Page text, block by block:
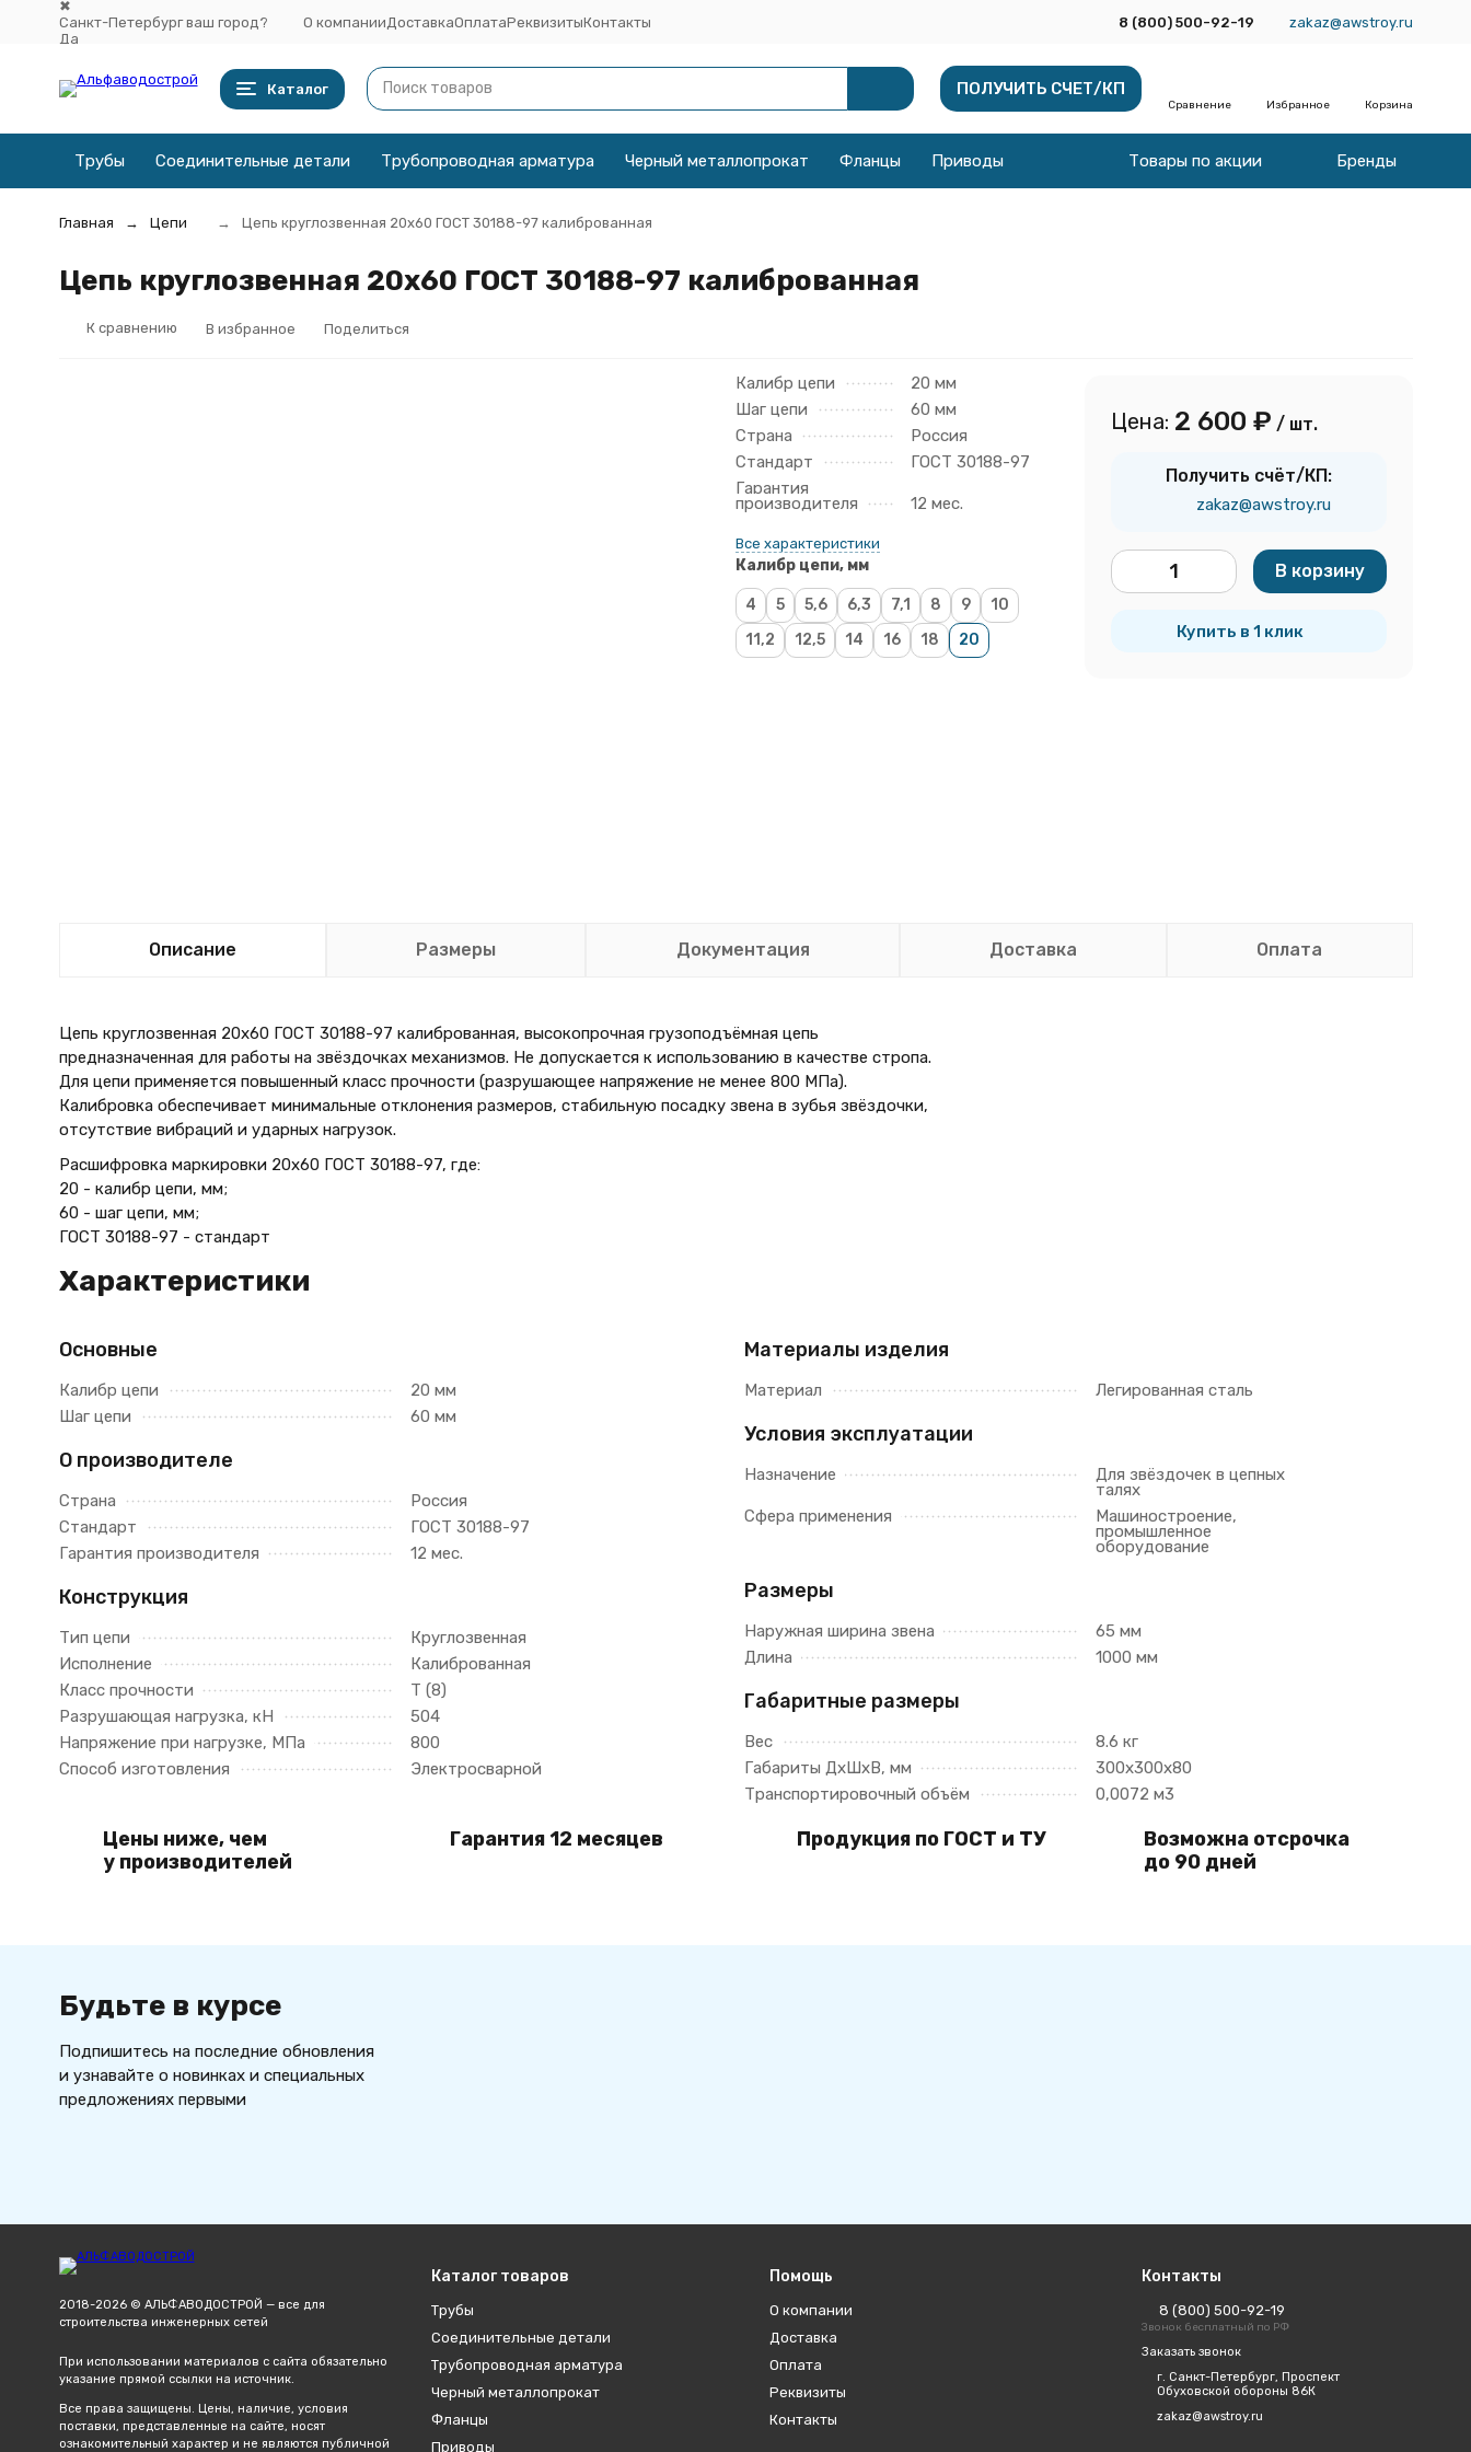
✖
Санкт-Петербург ваш город?
Да
О компании ДоставкаОплатаРеквизитыКонтакты 8 (800) 500-92-19 zakaz@awstroy.ru
Каталог ПОЛУЧИТЬ СЧЕТ/КП
Сравнение Избранное Корзина
Трубы Соединительные детали Трубопроводная арматура Черный металлопрокат Фланцы Приводы Товары по акции Бренды
Главная Цепи Цепь круглозвенная 20х60 ГОСТ 30188-97 калиброванная
Цепь круглозвенная 20х60 ГОСТ 30188-97 калиброванная
К сравнению В избранное Поделиться
Калибр цепи
20 мм
Шаг цепи
60 мм
Страна
Россия
Стандарт
ГОСТ 30188-97
Гарантия
производителя 12 мес.
Все характеристики
Калибр цепи, мм
4 5 5,6 6,3 7,1 8 9
10
11,2
12,5 14 16 18 20
Цена: 2 600 ₽ / шт.
Получить счёт/КП:
zakaz@awstroy.ru
В корзину
Купить в 1 клик
Описание Размеры Документация Доставка Оплата
Цепь круглозвенная 20х60 ГОСТ 30188-97 калиброванная, высокопрочная грузоподъёмная цепь
предназначенная для работы на звёздочках механизмов. Не допускается к использованию в качестве стропа.
Для цепи применяется повышенный класс прочности (разрушающее напряжение не менее 800 МПа).
Калибровка обеспечивает минимальные отклонения размеров, стабильную посадку звена в зубья звёздочки,
отсутствие вибраций и ударных нагрузок.
Расшифровка маркировки 20х60 ГОСТ 30188-97, где:
20 - калибр цепи, мм;
60 - шаг цепи, мм;
ГОСТ 30188-97 - стандарт
Характеристики
Основные
Калибр цепи
20 мм
Шаг цепи
60 мм
О производителе
Страна
Россия
Стандарт
ГОСТ 30188-97
Гарантия производителя
12 мес.
Конструкция
Тип цепи
Круглозвенная
Исполнение
Калиброванная
Класс прочности
Т (8)
Разрушающая нагрузка, кН
504
Напряжение при нагрузке, МПа
800
Способ изготовления
Электросварной
Материалы изделия
Материал Легированная сталь
Условия эксплуатации
Назначение Для звёздочек в цепных
талях
Сфера применения
Машиностроение,
промышленное
оборудование
Размеры
Наружная ширина звена
65 мм
Длина
1000 мм
Габаритные размеры
Вес
8.6 кг
Габариты ДхШхВ, мм
300х300х80
Транспортировочный объём
0,0072 м3
Цены ниже, чем
у производителей
Гарантия 12 месяцев Продукция по ГОСТ и ТУ
Возможна отсрочка
до 90 дней
Будьте в курсе
Подпишитесь на последние обновления
и узнавайте о новинках и специальных
предложениях первыми
2018-2026 © АЛЬФАВОДОСТРОЙ — все для
строительства инженерных сетей
При использовании материалов с сайта обязательно
указание прямой ссылки на источник.
Все права защищены. Цены, наличие, условия
поставки, представленные на сайте, носят
ознакомительный характер и не являются публичной
Каталог товаров
Трубы
Соединительные детали
Трубопроводная арматура
Черный металлопрокат
Фланцы
Приводы
Помощь
О компании
Доставка
Оплата
Реквизиты
Контакты
Контакты
8 (800) 500-92-19
Звонок бесплатный по РФ
Заказать звонок
г. Санкт-Петербург, Проспект
Обуховской обороны 86К
zakaz@awstroy.ru